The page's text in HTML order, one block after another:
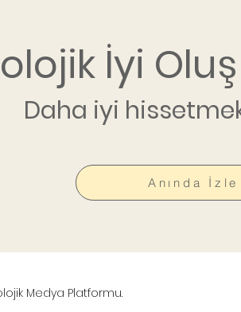
İyi
Daha iyi
Anında İzle
Medya Platformu.